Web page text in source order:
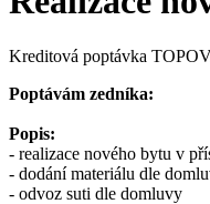
Kreditová poptávka
Poptávám zedníka:
Popis:
- realizace nového bytu v
- dodání materiálu dle
- odvoz suti dle domluvy